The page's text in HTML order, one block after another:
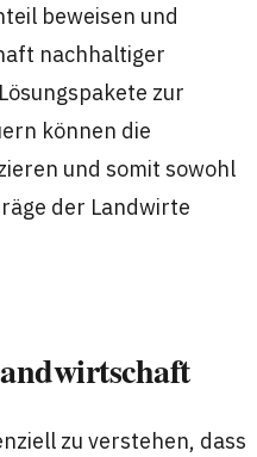
beweisen und
nachhaltiger
zur
können die
und somit sowohl
der Landwirte
zu verstehen, dass